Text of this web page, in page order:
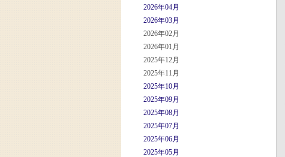
2026年04月
2026年03月
2026年02月
2026年01月
2025年12月
2025年11月
2025年10月
2025年09月
2025年08月
2025年07月
2025年06月
2025年05月